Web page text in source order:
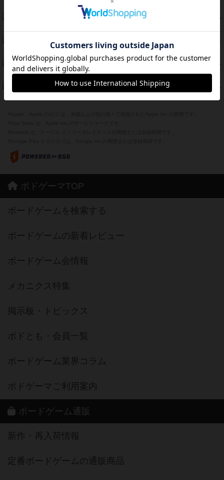
PT
PT
紹介文あり 1件の投稿
PT
Bitter End ブタペスト救出作戦
紹介文なし 1件の投稿
42 PT
ドコジャン
紹介文あり 10件の投稿
ボドゲーマTOP
ボードゲームを検索する
ボードゲームの新着レビュー
ボードゲーム会情報
メカニクス特集
掲示板・トピックス
ボドとも・会員一覧
ボードゲーム業界コラム
ボドゲーマご利用案内
ボードゲーム通販
新作・再入荷情報
定番ボードゲームの通販商品